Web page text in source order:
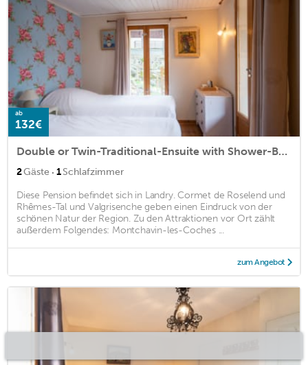
ab
132€
Double or Twin-Traditional-Ensuite with Shower-Balcony-Génépi
2Gäste · 1Schlafzimmer
Diese Pension befindet sich in Landry. Cormet de Roselend und
Rhêmes-Tal und Valgrisenche geben einen Eindruck von der
schönen Natur der Region. Zu den Attraktionen vor Ort zählt
außerdem Folgendes: Montchavin-les-Coches ...
zum Angebot